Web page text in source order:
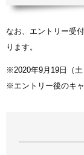
なお、エントリー受
ります。
※2020年9月19日（土
※エントリー後のキ